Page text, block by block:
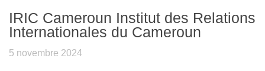
IRIC Cameroun Institut des Relations
Internationales du Cameroun
5 novembre 2024